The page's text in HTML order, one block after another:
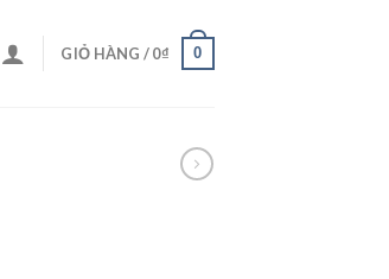
GIỎ HÀNG /0₫ 0